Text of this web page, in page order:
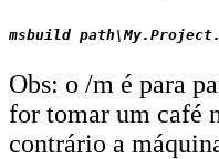
Obs: o /m é para
for tomar um café
contrário a